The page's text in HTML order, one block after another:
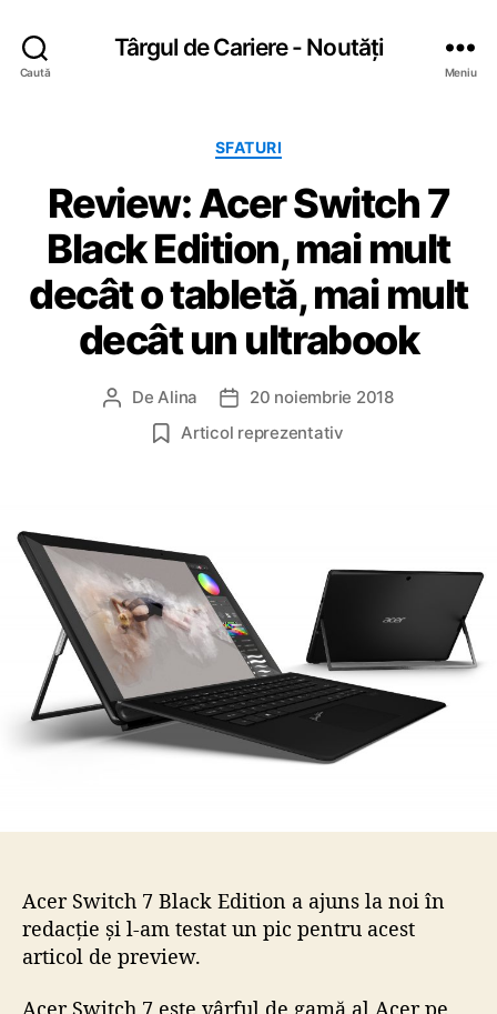
Caută
Târgul de Cariere - Noutăți
Meniu
C
t
e
g
o
r
i
i
SFATURI
Review: Acer Switch 7
Black Edition, mai mult
decât o tabletă, mai mult
decât un ultrabook
A
r
i
c
o
De Alina
D
a
c
o
l
20 noiembrie 2018
Articol reprezentativ
Acer Switch 7 Black Edition a ajuns la noi în
redacție și l-am testat un pic pentru acest
articol de preview.